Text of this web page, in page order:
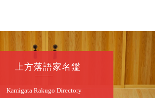
回 桂慶枝の早起き寄席～親子の噺
ペシャル～
慶枝「KCストーリー」／月亭遊真「真田小
」／桂三実「ワンワン」／桂慶枝「せんた
演：午前10時（9時30分開場）1F全席指
上方落語家名鑑
Kamigata Rakugo Directory